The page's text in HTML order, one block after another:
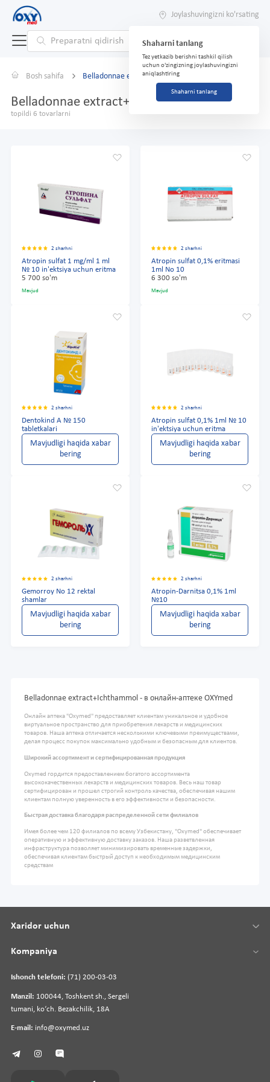
Joylashuvingizni ko'rsating
Shaharni tanlang
Tez yetkazib berishni tashkil qilish
uchun o'zingizning joylashuvingizni
aniqlashtiring
Shaharni tanlang
Bosh sahifa Belladonnae extract+Ichthammol
Belladonnae extract+Ichthammol
topildi 6 tovarlarni
2 sharhni
Atropin sulfat 1 mg/ml 1 ml
№ 10 in'ektsiya uchun eritma
5 700 so'm
Mavjud
2 sharhni
Atropin sulfat 0,1% eritmasi
1ml No 10
6 300 so'm
Mavjud
2 sharhni
Dentokind A № 150
tabletkalari
Mavjudligi haqida xabar
bering
2 sharhni
Atropin sulfat 0,1% 1ml № 10
in'ektsiya uchun eritma
Mavjudligi haqida xabar
bering
2 sharhni
Gemorroy No 12 rektal
shamlar
Mavjudligi haqida xabar
bering
2 sharhni
Atropin-Darnitsa 0,1% 1ml
№10
Mavjudligi haqida xabar
bering
Belladonnae extract+Ichthammol - в онлайн-аптеке OXYmed
Онлайн аптека "Oxymed" предоставляет клиентам уникальное и удобное
виртуальное пространство для приобретения лекарств и медицинских
товаров. Наша аптека отличается несколькими ключевыми преимуществами,
делая процесс покупок максимально удобным и безопасным для клиентов.
Широкий ассортимент и сертифицированная продукция
Oxymed гордится предоставлением богатого ассортимента
высококачественных лекарств и медицинских товаров. Весь наш товар
сертифицирован и прошел строгий контроль качества, обеспечивая нашим
клиентам полную уверенность в его эффективности и безопасности.
Быстрая доставка благодаря распределенной сети филиалов
Имея более чем 120 филиалов по всему Узбекистану, "Oxymed" обеспечивает
оперативную и эффективную доставку заказов. Наша разветвленная
инфраструктура позволяет минимизировать временные задержки,
обеспечивая клиентам быстрый доступ к необходимым медицинским
средствам
Ishonch telefoni: (71) 200-03-03
Manzil: 100044, Toshkent sh., Sergeli
tumani, koʻch. Bezakchilik, 18A
E-mail: info@oxymed.uz
Xaridor uchun
Kompaniya